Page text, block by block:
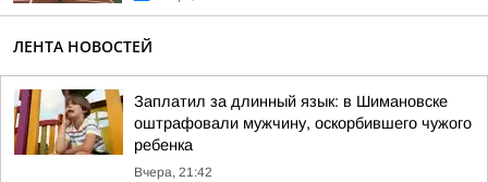
ЛЕНТА НОВОСТЕЙ
Заплатил за длинный язык: в Шимановске
оштрафовали мужчину, оскорбившего чужого
ребенка
Вчера, 21:42